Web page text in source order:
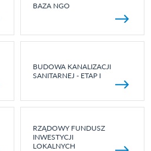
BAZA NGO
BUDOWA KANALIZACJI
SANITARNEJ - ETAP I
RZĄDOWY FUNDUSZ
INWESTYCJI
LOKALNYCH